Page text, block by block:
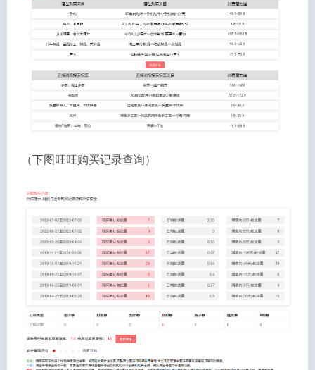
（下图旺旺购买记录查询）